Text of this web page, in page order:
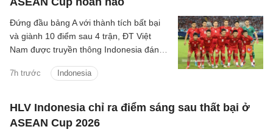
7h trước Indonesia
Đứng đầu bảng A với thành tích bất bại
và giành 10 điểm sau 4 trận, ĐT Việt
Nam được truyền thông Indonesia đánh
địch.
HLV Indonesia chỉ ra điểm sáng sau thất bại ở
ASEAN Cup 2026